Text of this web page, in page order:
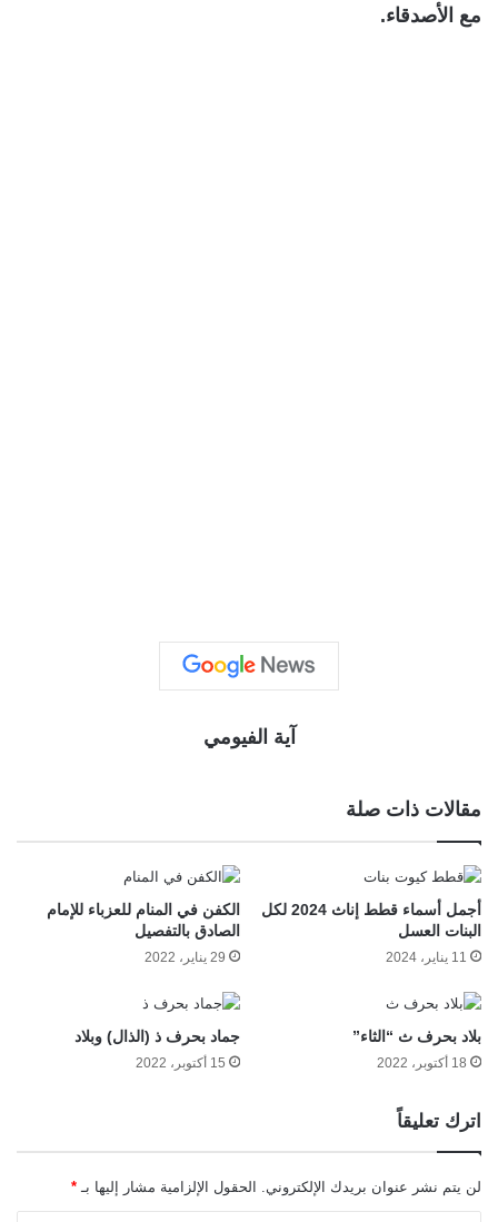
مع الأصدقاء.
آية الفيومي
مقالات ذات صلة
أجمل أسماء قطط إناث 2024 لكل
البنات العسل
11 يناير، 2024
الكفن في المنام للعزباء للإمام
الصادق بالتفصيل
29 يناير، 2022
بلاد بحرف ث “الثاء”
18 أكتوبر، 2022
جماد بحرف ذ (الذال) وبلاد
15 أكتوبر، 2022
اترك تعليقاً
لن يتم نشر عنوان بريدك الإلكتروني. الحقول الإلزامية مشار إليها بـ *